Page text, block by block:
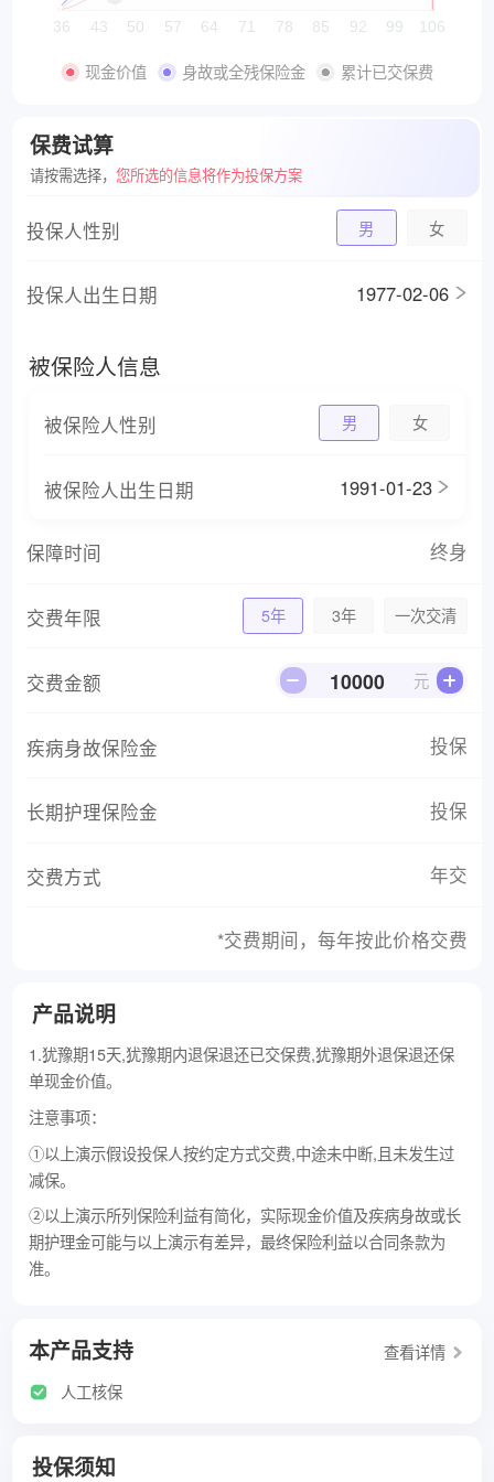
36 43 50 57 64 71 78 85 92 99 106
现金价值 身故或全残保险金 累计已交保费
保费试算
请按需选择，您所选的信息将作为投保方案
投保人性别 男 女
投保人出生日期 1977-02-06
被保险人信息
被保险人性别 男 女
被保险人出生日期 1991-01-23
保障时间 终身
交费年限 5年 3年 一次交清
交费金额 元
疾病身故保险金 投保
长期护理保险金 投保
交费方式 年交
*交费期间，每年按此价格交费
产品说明
1.犹豫期15天,犹豫期内退保退还已交保费,犹豫期外退保退还保
单现金价值。
注意事项：
①以上演示假设投保人按约定方式交费,中途未中断,且未发生过
减保。
②以上演示所列保险利益有简化，实际现金价值及疾病身故或长
期护理金可能与以上演示有差异，最终保险利益以合同条款为
准。
本产品支持
查看详情
人工核保
投保须知